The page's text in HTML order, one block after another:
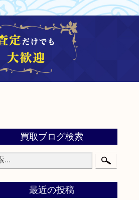
買取ブログ検索
最近の投稿